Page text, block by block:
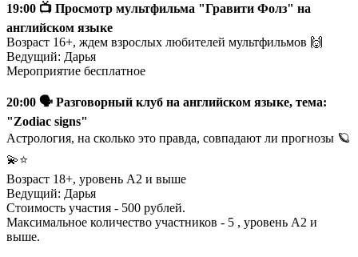
19:00 📺 Просмотр мультфильма "Гравити Фолз" на
английском языке
Возраст 16+, ждем взрослых любителей мультфильмов 🙌
Ведущий: Дарья
Мероприятие бесплатное
20:00 🗣 Разговорный клуб на английском языке, тема:
"Zodiac signs"
Астрология, на сколько это правда, совпадают ли прогнозы 🪐
💫⭐️
Возраст 18+, уровень A2 и выше
Ведущий: Дарья
Стоимость участия - 500 рублей.
Максимальное количество участников - 5 , уровень А2 и
выше.